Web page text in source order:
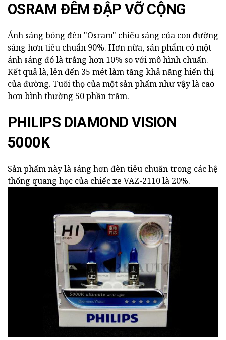
OSRAM ĐÊM ĐẬP VỠ CỘNG
Ánh sáng bóng đèn "Osram" chiếu sáng của con đường
sáng hơn tiêu chuẩn 90%. Hơn nữa, sản phẩm có một
ánh sáng đó là trắng hơn 10% so với mô hình chuẩn.
Kết quả là, lên đến 35 mét làm tăng khả năng hiển thị
của đường. Tuổi thọ của một sản phẩm như vậy là cao
hơn bình thường 50 phần trăm.
PHILIPS DIAMOND VISION
5000K
Sản phẩm này là sáng hơn đèn tiêu chuẩn trong các hệ
thống quang học của chiếc xe VAZ-2110 là 20%.